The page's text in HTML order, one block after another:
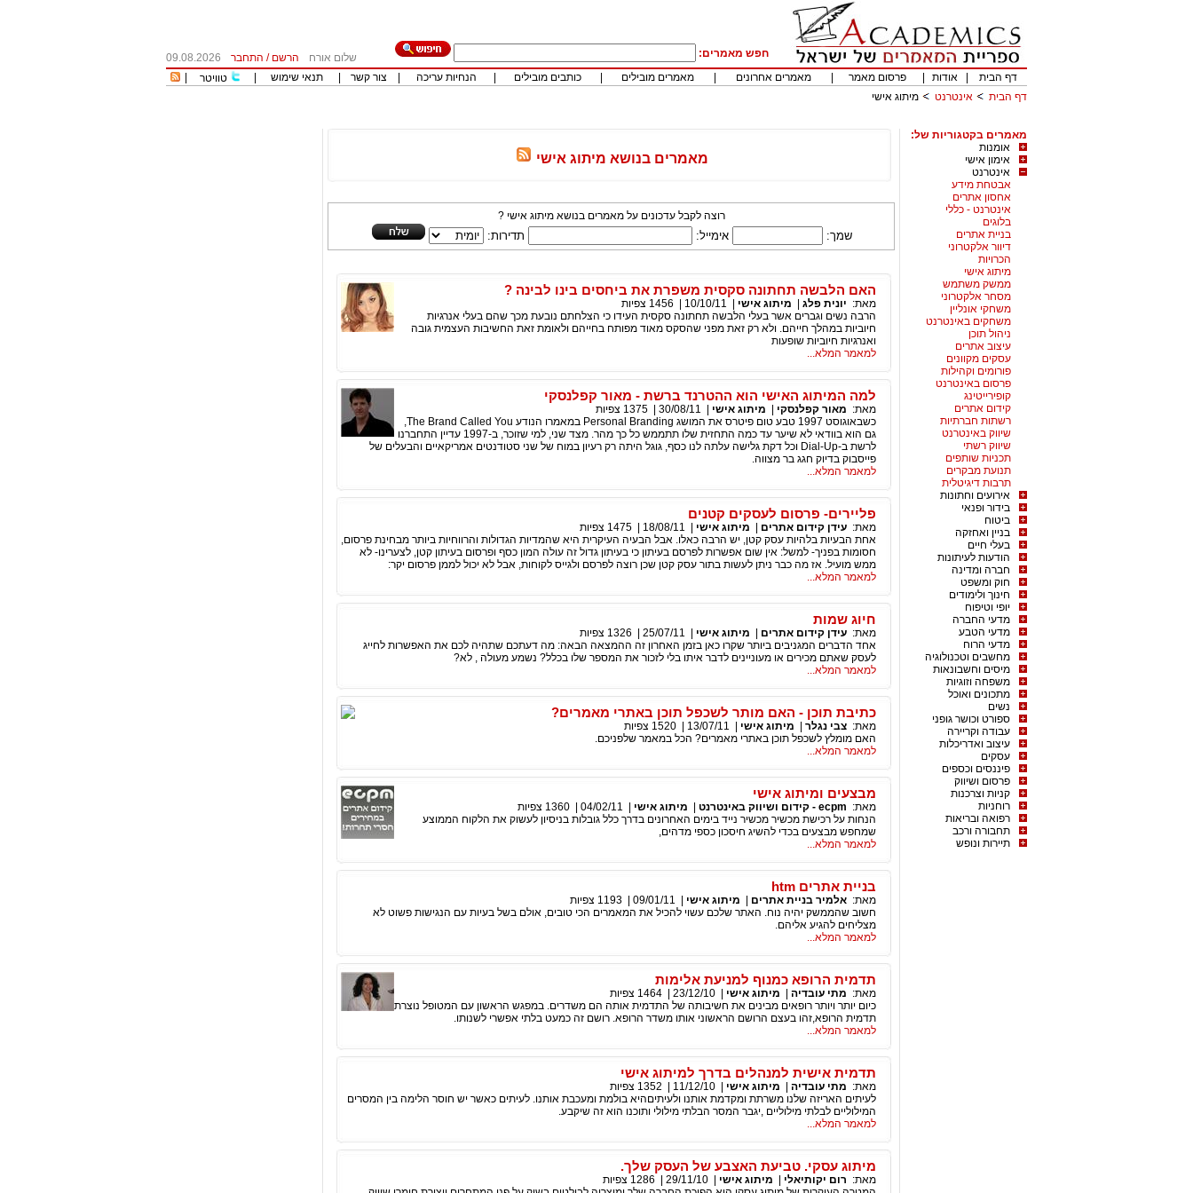
חפש מאמרים: שלום אורח הרשם / התחבר
09.08.2026
דף הבית
אודות פרסום מאמר מאמרים אחרונים מאמרים מובילים כותבים מובילים הנחיות עריכה צור קשר תנאי שימוש טוויטר
דף הבית
אינטרנט מיתוג אישי
מאמרים בקטגוריות של:
אומנות
אימון אישי
אינטרנט
אבטחת מידע
אחסון אתרים
אינטרנט - כללי
בלוגים
בניית אתרים
דיוור אלקטרוני
הכרויות
מיתוג אישי
ממשק משתמש
מסחר אלקטרוני
משחקי אונליין
משחקים באינטרנט
ניהול תוכן
עיצוב אתרים
עסקים מקוונים
פורומים וקהילות
פרסום באינטרנט
קופירייטינג
קידום אתרים
רשתות חברתיות
שיווק באינטרנט
שיווק רשתי
תכניות שותפים
תנועת מבקרים
תרבות דיגיטלית
אירועים וחתונות
בידור ופנאי
ביטוח
בניין ואחזקה
בעלי חיים
הודעות לעיתונות
חברה ומדינה
חוק ומשפט
חינוך ולימודים
יופי וטיפוח
מדעי החברה
מדעי הטבע
מדעי הרוח
מחשבים וטכנולוגיה
מיסים וחשבונאות
משפחה וזוגיות
מתכונים ואוכל
נשים
ספורט וכושר גופני
עבודה וקריירה
עיצוב ואדריכלות
עסקים
פיננסים וכספים
פרסום ושיווק
קניות וצרכנות
רוחניות
רפואה ובריאות
תחבורה ורכב
תיירות ונופש
מאמרים בנושא מיתוג אישי
רוצה לקבל עדכונים על מאמרים בנושא מיתוג אישי ?
שמך: אימייל: תדירות:
האם הלבשה תחתונה סקסית משפרת את ביחסים בינו לבינה ?
מאת: יונית פלג מיתוג אישי 10/10/11
1456 צפיות
הרבה נשים וגברים אשר בעלי הלבשה תחתונה סקסית העידו כי הצלחתם נובעת מכך שהם בעלי אנרגיות
חיוביות במהלך חייהם. ולא רק זאת מפני שהסקס מאוד מפותח בחייהם ולאומת זאת החשיבות העצמית גובה
ואנרגיות חיוביות שופעות
למאמר המלא...
למה המיתוג האישי הוא ההטרנד ברשת - מאור קפלנסקי
מאת: מאור קפלנסקי מיתוג אישי 30/08/11
1375 צפיות
כשבאוגוסט 1997 טבע טום פיטרס את המושג Personal Branding במאמרו הנודע The Brand Called You,
גם הוא בוודאי לא שיער עד כמה התחזית שלו תתממש כל כך מהר. מצד שני, למי שזוכר, ב-1997 עדיין התחברנו
לרשת ב-Dial-Up וכל דקת גלישה עלתה לנו כסף, גוגל היתה רק רעיון במוח של שני סטודנטים אמריקאיים והבעלים של
פייסבוק בדיוק חגג בר מצווה.
למאמר המלא...
פליירים- פרסום לעסקים קטנים
מאת: עידן קידום אתרים מיתוג אישי 18/08/11
1475 צפיות
אחת הבעיות בלהיות עסק קטן, יש הרבה כאלו. אבל הבעיה העיקרית היא שהמדיות הגדולות והרווחיות ביותר מבחינת פרסום,
חסומות בפניך- למשל: אין שום אפשרות לפרסם בעיתון כי בעיתון גדול זה עולה המון כסף ופרסום בעיתון קטן, לצערינו- לא
ממש מועיל. אז מה כבר ניתן לעשות בתור עסק קטן שכן רוצה לפרסם ולגייס לקוחות, אבל לא יכול לממן פרסום יקר:
למאמר המלא...
חיוג שמות
מאת: עידן קידום אתרים מיתוג אישי 25/07/11
1326 צפיות
אחד הדברים המגניבים ביותר שקרו כאן בזמן האחרון זה ההמצאה הבאה: מה דעתכם שתהיה לכם את האפשרות לחייג
לעסק שאתם מכירים או מעוניינים לדבר איתו בלי לזכור את המספר שלו בכלל? נשמע מעולה , לא?
למאמר המלא...
כתיבת תוכן - האם מותר לשכפל תוכן באתרי מאמרים?
מאת: צבי נגלר מיתוג אישי 13/07/11
1520 צפיות
האם מומלץ לשכפל תוכן באתרי מאמרים? הכל במאמר שלפניכם.
למאמר המלא...
מבצעים ומיתוג אישי
מאת: ecpm - קידום ושיווק באינטרנט מיתוג אישי 04/02/11
1360 צפיות
הנחות על רכישת מכשיר מכשיר נייד בימים האחרונים בדרך כלל גובלות בניסיון לעשוק את הלקוח הממוצע
שמחפש מבצעים בכדי להשיג חיסכון כספי מדהים,
למאמר המלא...
בניית אתרים htm
מאת: אלמיר בניית אתרים מיתוג אישי 09/01/11
1193 צפיות
חשוב שהממשק יהיה נוח. האתר שלכם עשוי להכיל את המאמרים הכי טובים, אולם בשל בעיות עם הנגישות פשוט לא
מצליחים להגיע אליהם.
למאמר המלא...
תדמית הרופא כמנוף למניעת אלימות
מאת: מתי עובדיה מיתוג אישי 23/12/10
1464 צפיות
כיום יותר ויותר רופאים מבינים את חשיבותה של התדמית אותה הם משדרים. במפגש הראשון עם המטופל נוצרת
תדמית הרופא,זהו בעצם הרושם הראשוני אותו משדר הרופא. רושם זה כמעט בלתי אפשרי לשנותו.
למאמר המלא...
תדמית אישית למנהלים בדרך למיתוג אישי
מאת: מתי עובדיה מיתוג אישי 11/12/10
1352 צפיות
לעיתים האריזה שלנו משרתת ומקדמת אותנו ולעיתיםהיא בולמת ומעכבת אותנו. לעיתים כאשר יש חוסר הלימה בין המסרים
המילוליים לבלתי מילוליים ,יגבר המסר הבלתי מילולי ותוכנו הוא זה שיקבע.
למאמר המלא...
מיתוג עסקי. טביעת האצבע של העסק שלך.
מאת: רום יקותיאלי מיתוג אישי 29/11/10
1286 צפיות